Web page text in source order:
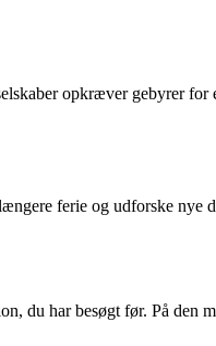
opkræver gebyrer for
ferie og udforske nye
du har besøgt før. På den